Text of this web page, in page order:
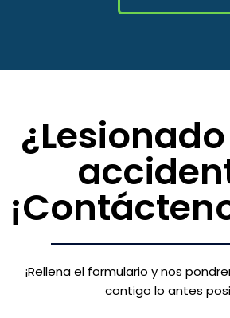
¡Rellena el formulario y nos
contigo lo antes